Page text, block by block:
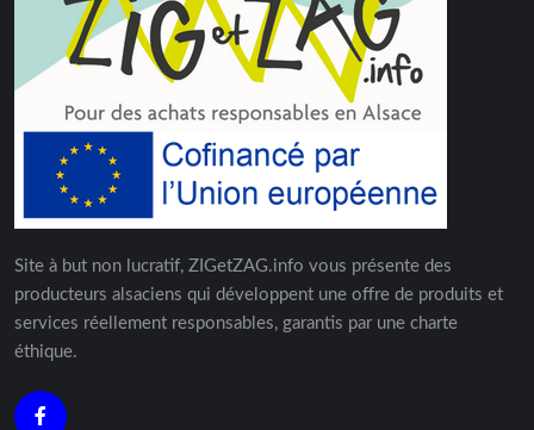
Site à but non lucratif, ZIGetZAG.info vous présente des
producteurs alsaciens qui développent une offre de produits et
services réellement responsables, garantis par une charte
éthique.